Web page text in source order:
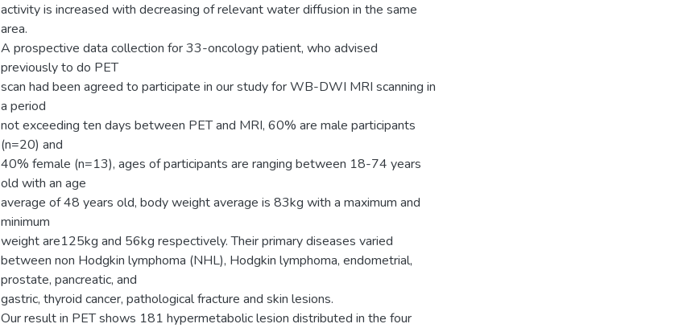
activity is increased with decreasing of relevant water diffusion in the same
area.
A prospective data collection for 33-oncology patient, who advised
previously to do PET
scan had been agreed to participate in our study for WB-DWI MRI scanning in
a period
not exceeding ten days between PET and MRI, 60% are male participants
(n=20) and
40% female (n=13), ages of participants are ranging between 18-74 years
old with an age
average of 48 years old, body weight average is 83kg with a maximum and
minimum
weight are125kg and 56kg respectively. Their primary diseases varied
between non Hodgkin lymphoma (NHL), Hodgkin lymphoma, endometrial,
prostate, pancreatic, and
gastric, thyroid cancer, pathological fracture and skin lesions.
Our result in PET shows 181 hypermetabolic lesion distributed in the four